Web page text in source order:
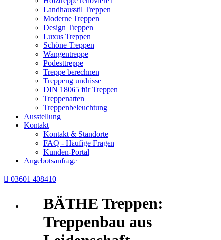
Landhausstil Treppen
Moderne Treppen
Design Treppen
Luxus Treppen
Schöne Treppen
Wangentreppe
Podesttreppe
Treppe berechnen
Treppengrundrisse
DIN 18065 für Treppen
Treppenarten
Treppenbeleuchtung
Ausstellung
Kontakt
Kontakt & Standorte
FAQ - Häufige Fragen
Kunden-Portal
Angebotsanfrage
 03601 408410
BÄTHE Treppen:
Treppenbau aus